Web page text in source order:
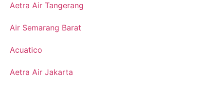
Aetra Air Tangerang
Air Semarang Barat
Acuatico
Aetra Air Jakarta